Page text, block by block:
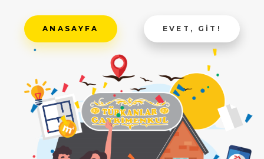
ANASAYFA EVET, GIT!